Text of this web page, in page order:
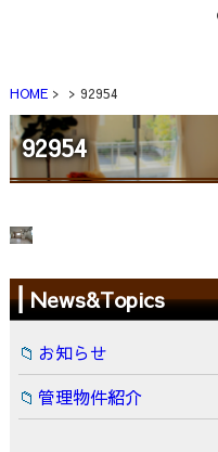
HOME 92954
92954
News&Topics
お知らせ
管理物件紹介